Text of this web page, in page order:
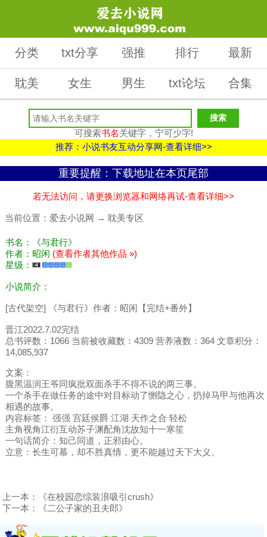
分类 txt分享 强推 排行 最新
耽美 女生 男生 txt论坛 合集
可搜索书名关键字，宁可少字!
推荐：小说书友互动分享网-查看详细>>
重要提醒：下载地址在本页尾部
若无法访问，请更换浏览器和网络再试-查看详细>>
当前位置： 爱去小说网 → 耽美专区
书名：《与君行》
作者：昭闲 (查看作者其他作品 »)
星级：
小说简介：
[古代架空] 《与君行》作者：昭闲【完结+番外】
晋江2022.7.02完结
总书评数：1066 当前被收藏数：4309 营养液数：364 文章积分：
14,085,937
文案：
腹黑温润王爷同疯批双面杀手不得不说的两三事。
一个杀手在做任务的途中对目标动了恻隐之心，扔掉马甲与他再次
相遇的故事。
内容标签： 强强 宫廷侯爵 江湖 天作之合 轻松
主角视角江衍互动苏子渊配角沈故知十一寒笙
一句话简介：知己同道，正邪由心。
立意：长生可慕，却不胜真情，更不能越过天下大义。
上一本：
《在校园恋综装浪吸引crush》
下一本：
《二公子家的丑夫郎》